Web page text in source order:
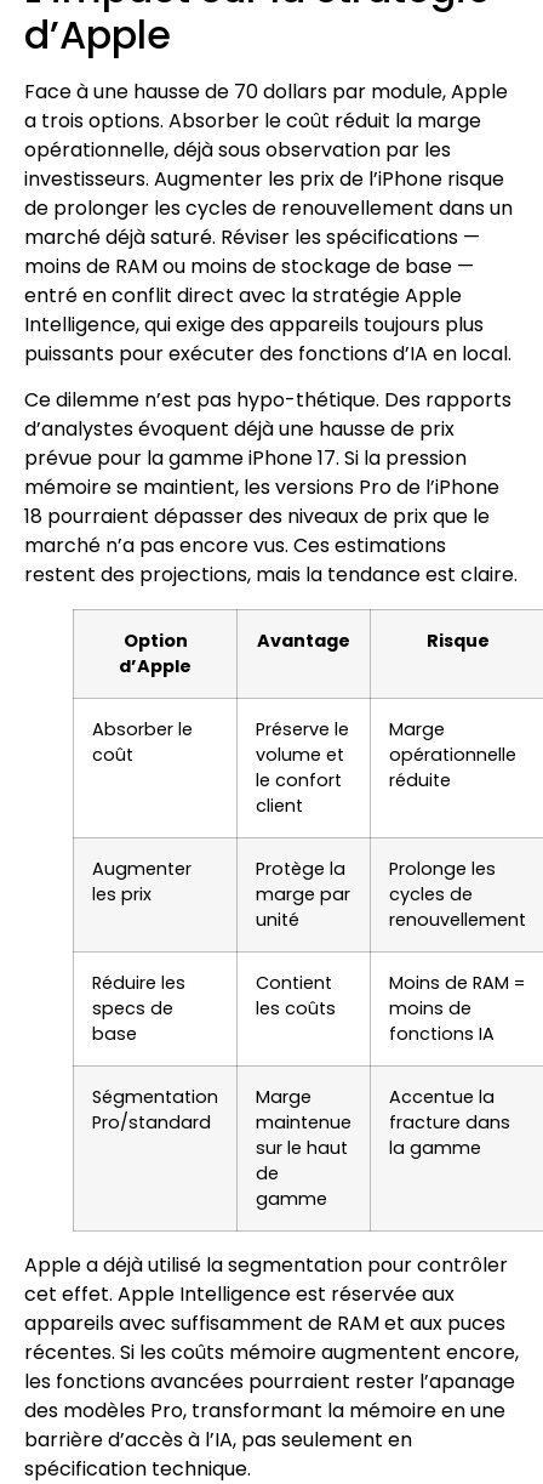
d’Apple
Face à une hausse de 70 dollars par module, Apple
a trois options. Absorber le coût réduit la marge
opérationnelle, déjà sous observation par les
investisseurs. Augmenter les prix de l’iPhone risque
de prolonger les cycles de renouvellement dans un
marché déjà saturé. Réviser les spécifications —
moins de RAM ou moins de stockage de base —
entré en conflit direct avec la stratégie Apple
Intelligence, qui exige des appareils toujours plus
puissants pour exécuter des fonctions d’IA en local.
Ce dilemme n’est pas hypo-thétique. Des rapports
d’analystes évoquent déjà une hausse de prix
prévue pour la gamme iPhone 17. Si la pression
mémoire se maintient, les versions Pro de l’iPhone
18 pourraient dépasser des niveaux de prix que le
marché n’a pas encore vus. Ces estimations
restent des projections, mais la tendance est claire.
Option
d’Apple
Avantage Risque
Absorber le
coût
Préserve le
volume et
le confort
client
Marge
opérationnelle
réduite
Augmenter
les prix
Protège la
marge par
unité
Prolonge les
cycles de
renouvellement
Réduire les
specs de
base
Contient
les coûts
Moins de RAM =
moins de
fonctions IA
Ségmentation
Pro/standard
Marge
maintenue
sur le haut
de
gamme
Accentue la
fracture dans
la gamme
Apple a déjà utilisé la segmentation pour contrôler
cet effet. Apple Intelligence est réservée aux
appareils avec suffisamment de RAM et aux puces
récentes. Si les coûts mémoire augmentent encore,
les fonctions avancées pourraient rester l’apanage
des modèles Pro, transformant la mémoire en une
barrière d’accès à l’IA, pas seulement en
spécification technique.